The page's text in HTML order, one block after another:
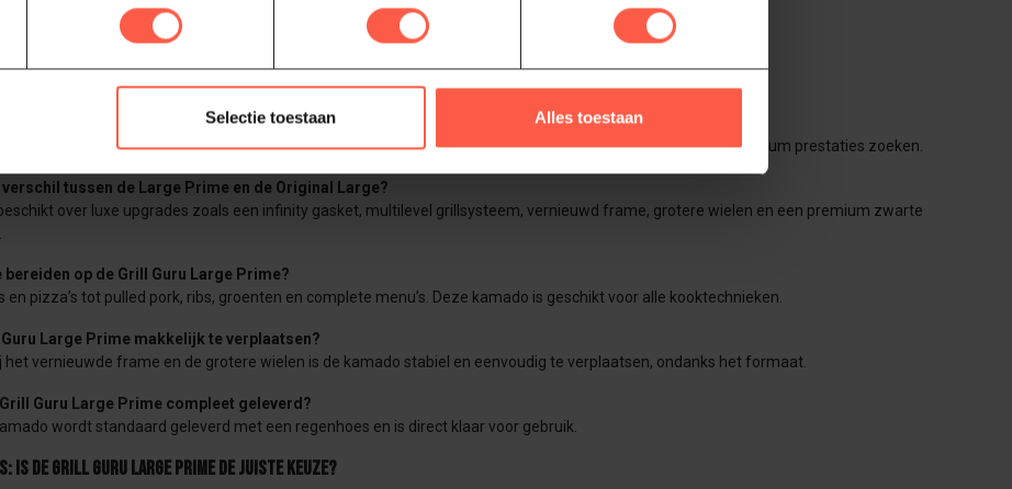
Selectie toestaan Alles toestaan
regenhoes inbegrepen
vragen over de Grill Guru Large Prime
de Grill Guru Large Prime geschikt?
is ideaal voor gezinnen, fanatieke BBQ’ers en liefhebbers die vaak voor meerdere personen koken en premium prestaties zoeken.
verschil tussen de Large Prime en de Original Large?
over luxe upgrades zoals een infinity gasket, multilevel grillsysteem, vernieuwd frame, grotere wielen en een premium zwarte
bereiden op de Grill Guru Large Prime?
en pizza’s tot pulled pork, ribs, groenten en complete menu’s. Deze kamado is geschikt voor alle kooktechnieken.
Guru Large Prime makkelijk te verplaatsen?
het vernieuwde frame en de grotere wielen is de kamado stabiel en eenvoudig te verplaatsen, ondanks het formaat.
Guru Large Prime compleet geleverd?
wordt standaard geleverd met een regenhoes en is direct klaar voor gebruik.
is de Grill Guru Large Prime de juiste keuze?